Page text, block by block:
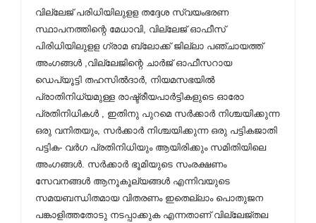
വില്ലേജ് പരിധിയിലുളള തദ്ദേശ സ്വയംഭരണ
സ്ഥാപനത്തിന്റെ മേധാവി, വില്ലേജ് ഓഫീസ്
പിരിധിയിലുളള ഗ്രാമ ബ്ലോക്ക് ജില്ലാ പഞ്ചായത്ത്
അംഗങ്ങള്‍ ,വില്ലേജിന്റെ ചാര്‍ജ് ഓഫീസറായ
ഡെപ്യൂട്ടി തഹസില്‍ദാര്‍, നിയമസഭയില്‍
പ്രാതിനിധ്യമുള്ള രാഷ്ട്രീയപാര്‍ട്ടികളുടെ ഓരോ
പ്രതിനിധികള്‍ , ഇതിനു പുറമെ സര്‍ക്കാര്‍ നിശ്ചയിക്കുന്ന
ഒരു വനിതയും, സര്‍ക്കാര്‍ നിശ്ചയിക്കുന്ന ഒരു പട്ടികജാതി
പട്ടിക- വര്‍ഗ പ്രതിനിധിയും ആയിരിക്കും സമിതിയിലെ
അംഗങ്ങള്‍. സര്‍ക്കാര്‍ ഭൂമിയുടെ സംരക്ഷണം
സേവനങ്ങള്‍ ആനൂകൂല്യങ്ങള്‍ എന്നിവയുടെ
സമയബന്ധിതമായ വിതരണം ഇതെല്ലാം പൊതുജന
പങ്കാളിത്തതോടു നടപ്പാക്കുക എന്നതാണ് വില്ലേജ്തല